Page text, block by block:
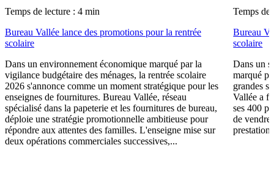
Temps de lecture : 4 min
Bureau Vallée lance des promotions pour la rentrée
scolaire
Dans un environnement économique marqué par la
vigilance budgétaire des ménages, la rentrée scolaire
2026 s'annonce comme un moment stratégique pour les
enseignes de fournitures. Bureau Vallée, réseau
spécialisé dans la papeterie et les fournitures de bureau,
déploie une stratégie promotionnelle ambitieuse pour
répondre aux attentes des familles. L'enseigne mise sur
deux opérations commerciales successives,...
Temps de
Bureau
scolaire
Dans un
marqué
grandes
Vallée a
ses 400
de vendre